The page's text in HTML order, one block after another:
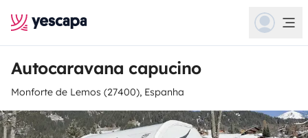
Autocaravana capucino
Monforte de Lemos (27400), Espanha